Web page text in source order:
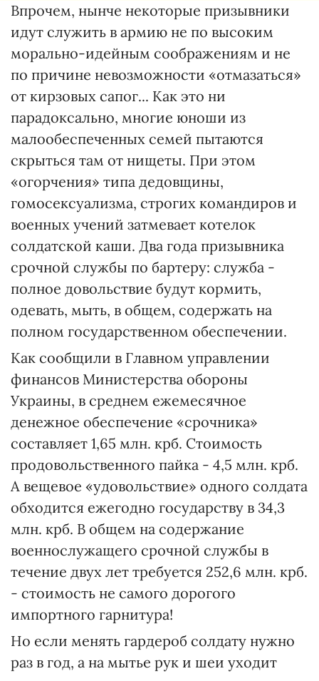
Впрочем, нынче некоторые призывники
идут служить в армию не по высоким
морально-идейным соображениям и не
по причине невозможности «отмазаться»
от кирзовых сапог... Как это ни
парадоксально, многие юноши из
малообеспеченных семей пытаются
скрыться там от нищеты. При этом
«огорчения» типа дедовщины,
гомосексуализма, строгих командиров и
военных учений затмевает котелок
солдатской каши. Два года призывника
срочной службы по бартеру: служба -
полное довольствие будут кормить,
одевать, мыть, в общем, содержать на
полном государственном обеспечении.
Как сообщили в Главном управлении
финансов Министерства обороны
Украины, в среднем ежемесячное
денежное обеспечение «срочника»
составляет 1,65 млн. крб. Стоимость
продовольственного пайка - 4,5 млн. крб.
А вещевое «удовольствие» одного солдата
обходится ежегодно государству в 34,3
млн. крб. В общем на содержание
военнослужащего срочной службы в
течение двух лет требуется 252,6 млн. крб.
- стоимость не самого дорогого
импортного гарнитура!
Но если менять гардероб солдату нужно
раз в год, а на мытье рук и шеи уходит